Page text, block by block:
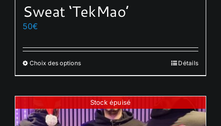
Sweat ‘TekMao’
50€
Choix des optionsCe
produit
plusieurs
variations.
Détails
Stock épuisé